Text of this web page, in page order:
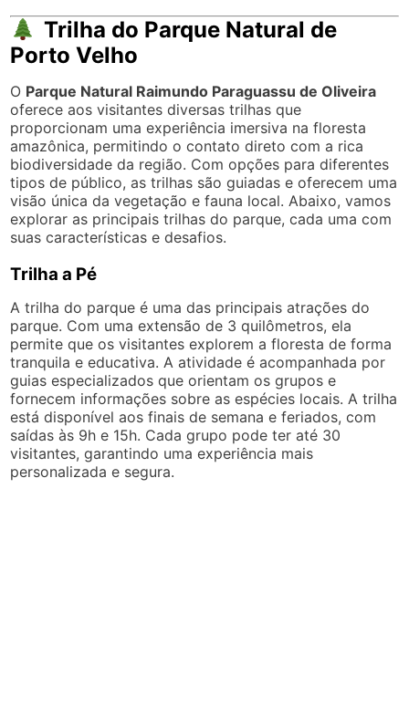
Trilha do Parque Natural de
Porto Velho
O Parque Natural Raimundo Paraguassu de Oliveira
oferece aos visitantes diversas trilhas que
proporcionam uma experiência imersiva na floresta
amazônica, permitindo o contato direto com a rica
biodiversidade da região. Com opções para diferentes
tipos de público, as trilhas são guiadas e oferecem uma
visão única da vegetação e fauna local. Abaixo, vamos
explorar as principais trilhas do parque, cada uma com
suas características e desafios.
Trilha a Pé
A trilha do parque é uma das principais atrações do
parque. Com uma extensão de 3 quilômetros, ela
permite que os visitantes explorem a floresta de forma
tranquila e educativa. A atividade é acompanhada por
guias especializados que orientam os grupos e
fornecem informações sobre as espécies locais. A trilha
está disponível aos finais de semana e feriados, com
saídas às 9h e 15h. Cada grupo pode ter até 30
visitantes, garantindo uma experiência mais
personalizada e segura.